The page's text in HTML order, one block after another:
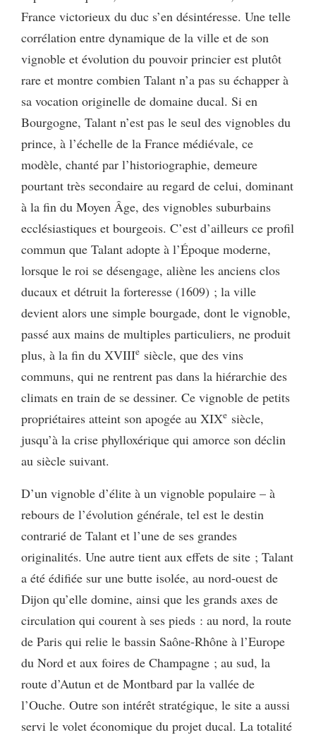
France victorieux du duc s’en désintéresse. Une telle
corrélation entre dynamique de la ville et de son
vignoble et évolution du pouvoir princier est plutôt
rare et montre combien Talant n’a pas su échapper à
sa vocation originelle de domaine ducal. Si en
Bourgogne, Talant n’est pas le seul des vignobles du
prince, à l’échelle de la France médiévale, ce
modèle, chanté par l’historiographie, demeure
pourtant très secondaire au regard de celui, dominant
à la fin du Moyen Âge, des vignobles suburbains
ecclésiastiques et bourgeois. C’est d’ailleurs ce profil
commun que Talant adopte à l’Époque moderne,
lorsque le roi se désengage, aliène les anciens clos
ducaux et détruit la forteresse (1609) ; la ville
devient alors une simple bourgade, dont le vignoble,
passé aux mains de multiples particuliers, ne produit
plus, à la fin du XVIIIe siècle, que des vins
communs, qui ne rentrent pas dans la hiérarchie des
climats en train de se dessiner. Ce vignoble de petits
propriétaires atteint son apogée au XIXe siècle,
jusqu’à la crise phylloxérique qui amorce son déclin
au siècle suivant.
D’un vignoble d’élite à un vignoble populaire – à
rebours de l’évolution générale, tel est le destin
contrarié de Talant et l’une de ses grandes
originalités. Une autre tient aux effets de site ; Talant
a été édifiée sur une butte isolée, au nord-ouest de
Dijon qu’elle domine, ainsi que les grands axes de
circulation qui courent à ses pieds : au nord, la route
de Paris qui relie le bassin Saône-Rhône à l’Europe
du Nord et aux foires de Champagne ; au sud, la
route d’Autun et de Montbard par la vallée de
l’Ouche. Outre son intérêt stratégique, le site a aussi
servi le volet économique du projet ducal. La totalité